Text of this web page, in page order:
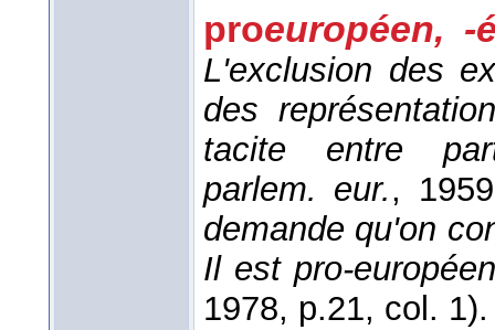
proeuropéen, -
L'exclusion des
des
tacite entre
parlem. eur., 1959
demande qu'on
Il est pro-européen
1978, p.21, col. 1).